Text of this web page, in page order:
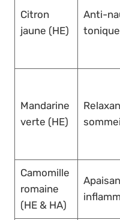
Citron
jaune (HE)
Anti-
tonique
Mandarine
verte (HE)
Camomille
romaine
(HE & HA)